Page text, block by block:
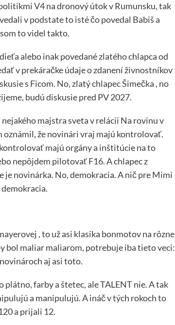
V4 na dronový útok v Rumunsku, tak
v podstate to isté čo povedal Babiš a
to videl takto.
alebo inak povedané zlatého chlapca od
v prekáračke údaje o zdanení živnostníkov
s Ficom. No, zlatý chlapec Šimečka , no
budú diskusie pred PV 2027.
majstra sveta v relácii Na rovinu v
že novinári vraj majú kontrolovať.
majú orgány a inštitúcie na to
nepôjdem pilotovať F16. A chlapec z
novinárka. No, demokracia. A nič pre Mimi
, to už asi klasika bonmotov na rôzne
bol maliar maliarom, potrebuje iba tieto veci:
aj asi toto.
farby a štetec, ale TALENT nie. A tak
a manipulujú. A ináč v tých rokoch to
a prijali 12.